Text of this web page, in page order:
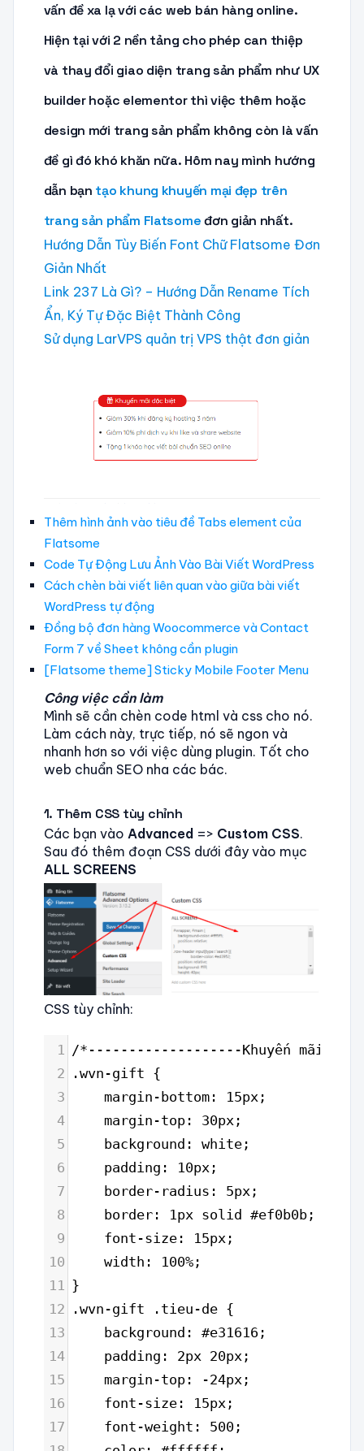
vấn đề xa lạ với các web bán hàng online.
Hiện tại với 2 nền tảng cho phép can thiệp
và thay đổi giao diện trang sản phẩm như UX
builder hoặc elementor thì việc thêm hoặc
design mới trang sản phẩm không còn là vấn
đề gì đó khó khăn nữa. Hôm nay mình hướng
dẫn bạn tạo khung khuyến mại đẹp trên
trang sản phẩm Flatsomeđơn giản nhất.
Hướng Dẫn Tùy Biến Font Chữ Flatsome Đơn
Giản Nhất
Link 237 Là Gì? – Hướng Dẫn Rename Tích
Ẩn, Ký Tự Đặc Biệt Thành Công
Sử dụng LarVPS quản trị VPS thật đơn giản
Thêm hình ảnh vào tiêu đề Tabs element của
Flatsome
Code Tự Động Lưu Ảnh Vào Bài Viết WordPress
Cách chèn bài viết liên quan vào giữa bài viết
WordPress tự động
Đồng bộ đơn hàng Woocommerce và Contact
Form 7 về Sheet không cần plugin
[Flatsome theme] Sticky Mobile Footer Menu
Công việc cần làm
Mình sẽ cần chèn code html và css cho nó.
Làm cách này, trực tiếp, nó sẽ ngon và
nhanh hơn so với việc dùng plugin. Tốt cho
web chuẩn SEO nha các bác.
1. Thêm CSS tùy chỉnh
Các bạn vào Advanced => Custom CSS.
Sau đó thêm đoạn CSS dưới đây vào mục
ALL SCREENS
CSS tùy chỉnh:
1 /*-------------------Khuyến mãi
2
.wvn-gift {
3
margin-bottom: 15px;
4
margin-top: 30px;
5
background: white;
6
padding: 10px;
7
border-radius: 5px;
8
border: 1px solid #ef0b0b;
9
font-size: 15px;
10
width: 100%;
11 }
12
.wvn-gift .tieu-de {
13
background: #e31616;
14
padding: 2px 20px;
15
margin-top: -24px;
16
font-size: 15px;
17
font-weight: 500;